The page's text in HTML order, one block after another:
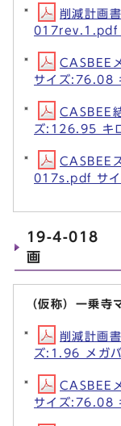
削減計画
017rev.1.pdf
CASBEE
サイズ:76.08
CASBEE
ズ:126.95 キ
CASBEE
017s.pdf サ
19-4-018 （
画
（仮称）一乗寺
削減計画
ズ:1.96 メガ
CASBEE
サイズ:76.08